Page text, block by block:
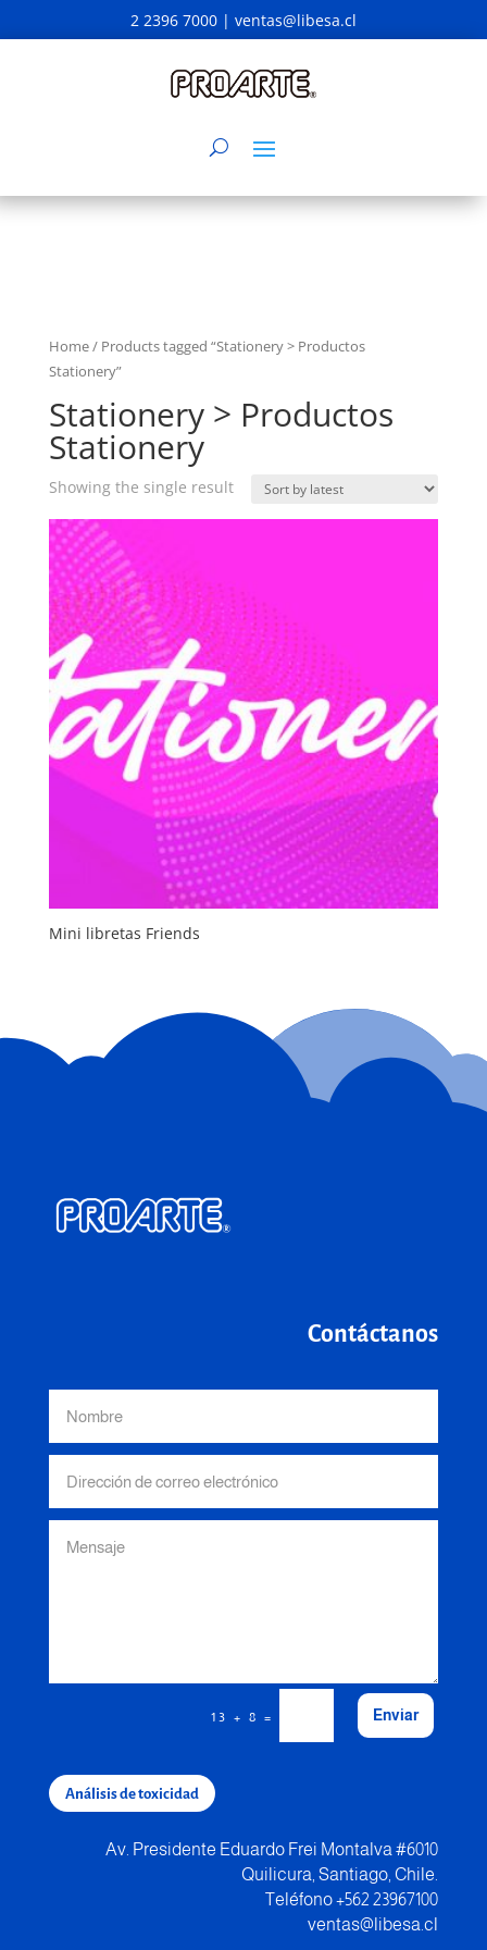
2 2396 7000 | ventas@libesa.cl
Home/ Products tagged “Stationery > Productos
Stationery”
Stationery > Productos
Stationery
Showing the single result
Mini libretas Friends
Contáctanos
13 + 8 = Enviar
Análisis de toxicidad
Av. Presidente Eduardo Frei Montalva #6010
Quilicura, Santiago, Chile.
Teléfono +562 23967100
ventas@libesa.cl